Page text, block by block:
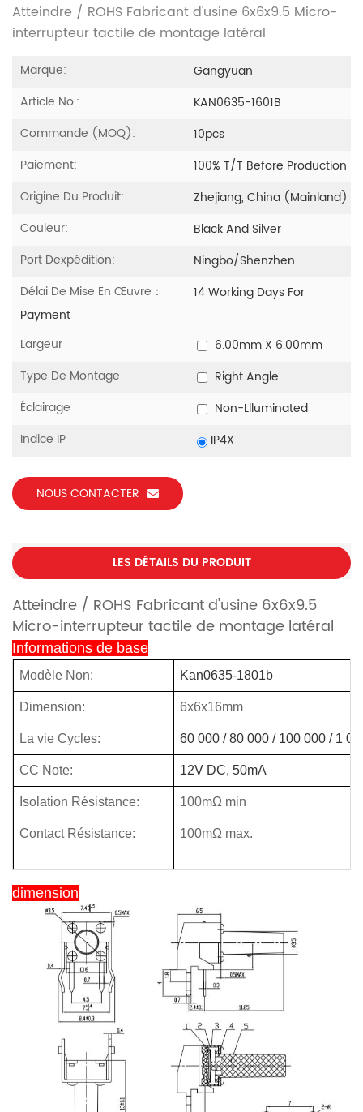
Atteindre / ROHS Fabricant d'usine 6x6x9.5 Micro-
interrupteur tactile de montage latéral
Marque:
Gangyuan
Article No.:
KAN0635-1601B
Commande (MOQ):
10pcs
Paiement:
100% T/T Before Production
Origine Du Produit:
Zhejiang, China (Mainland)
Couleur:
Black And Silver
Port Dexpédition:
Ningbo/Shenzhen
Délai De Mise En Œuvre：
14 Working Days For
Payment
Largeur
6.00mm X 6.00mm
Type De Montage
Right Angle
Éclairage
Non-Llluminated
Indice IP
IP4X
NOUS CONTACTER
LES DÉTAILS DU PRODUIT
Atteindre / ROHS Fabricant d'usine 6x6x9.5
Micro-interrupteur tactile de montage latéral
Informations de base
Modèle Non: Kan0635-1801b
Dimension: 6x6x16mm
La vie Cycles: 60 000 / 80 000 / 100 000 / 1
CC Note: 12V DC, 50mA
Isolation Résistance: 100mΩ min
Contact Résistance: 100mΩ max.
dimension